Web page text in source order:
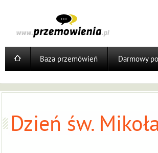
Baza przemówień Darmowy
Dzień św.